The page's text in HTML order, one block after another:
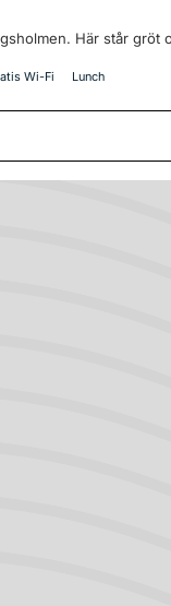
Här står gröt
Wi-Fi Lunch